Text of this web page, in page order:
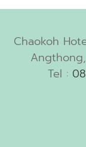
Chaokoh
Tel :